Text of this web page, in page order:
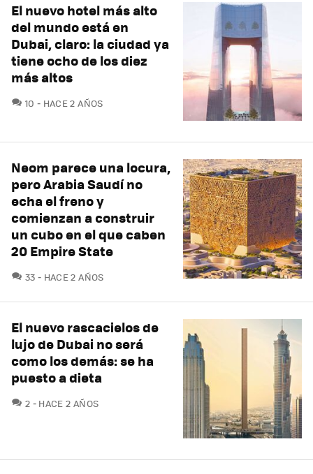
El nuevo hotel más alto
del mundo está en
Dubai, claro: la ciudad ya
tiene ocho de los diez
más altos
10 COMENTARIOS
HACE 2 AÑOS
Neom parece una locura,
pero Arabia Saudí no
echa el freno y
comienzan a construir
un cubo en el que caben
20 Empire State
33 COMENTARIOS
HACE 2 AÑOS
El nuevo rascacielos de
lujo de Dubai no será
como los demás: se ha
puesto a dieta
2 COMENTARIOS
HACE 2 AÑOS